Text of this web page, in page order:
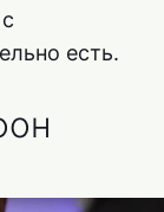
есть.